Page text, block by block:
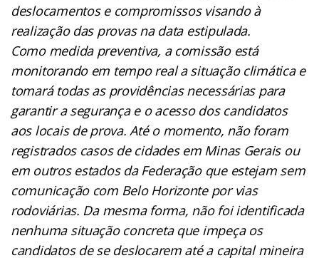
deslocamentos e compromissos visando à
realização das provas na data estipulada.
Como medida preventiva, a comissão está
monitorando em tempo real a situação climática e
tomará todas as providências necessárias para
garantir a segurança e o acesso dos candidatos
aos locais de prova. Até o momento, não foram
registrados casos de cidades em Minas Gerais ou
em outros estados da Federação que estejam sem
comunicação com Belo Horizonte por vias
rodoviárias. Da mesma forma, não foi identificada
nenhuma situação concreta que impeça os
candidatos de se deslocarem até a capital mineira